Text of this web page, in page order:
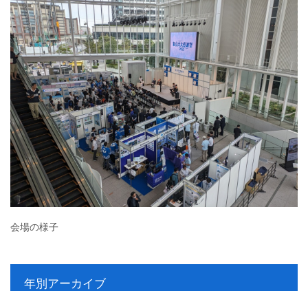
会場の様子
年別アーカイブ